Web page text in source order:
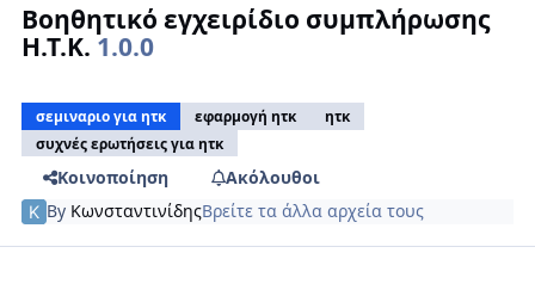
Βοηθητικό εγχειρίδιο συμπλήρωσης
Η.Τ.Κ. 1.0.0
σεμιναριο για ητκ εφαρμογή ητκ
ητκ
συχνές ερωτήσεις για ητκ
Κοινοποίηση
Ακόλουθοι
By ΚωνσταντινίδηςΒρείτε τα άλλα αρχεία τους